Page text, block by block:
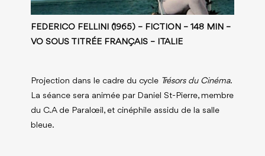
FEDERICO FELLINI (1965) – FICTION – 148 MIN –
VO SOUS TITRÉE FRANÇAIS – ITALIE
Projection dans le cadre du cycle Trésors du Cinéma.
La séance sera animée par Daniel St-Pierre, membre
du C.A de Paralœil, et cinéphile assidu de la salle
bleue.